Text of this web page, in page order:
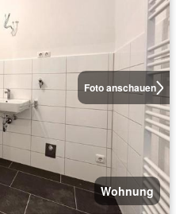
Foto anschauen
Wohnung